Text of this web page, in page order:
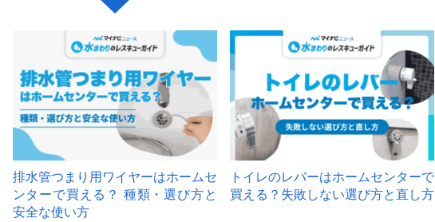
排水管つまり用ワイヤーはホームセ
ンターで買える？ 種類・選び方と
安全な使い方
トイレのレバーはホームセンターで
買える？失敗しない選び方と直し方